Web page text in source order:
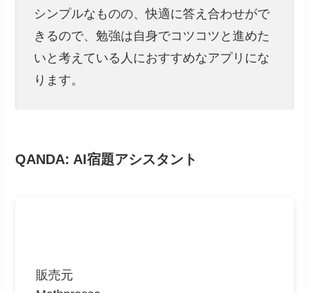
シンプルなものの、快適に答え合わせがで
きるので、勉強は自身でコツコツと進めた
いと考えている人におすすめなアプリにな
ります。
QANDA: AI宿題アシスタント
販売元